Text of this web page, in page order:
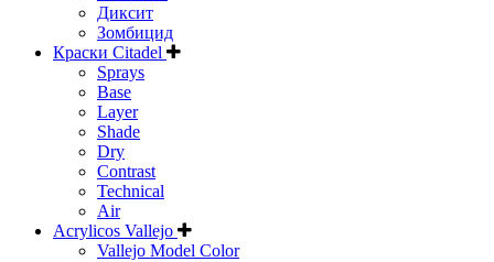
Диксит
Зомбицид
Краски Citadel
Sprays
Base
Layer
Shade
Dry
Contrast
Technical
Air
Acrylicos Vallejo
Vallejo Model Color